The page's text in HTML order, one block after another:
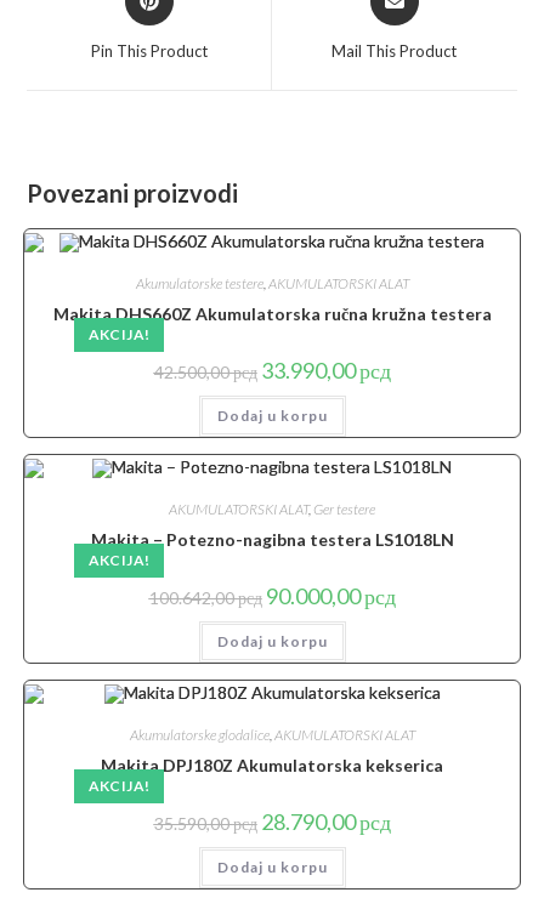
in
Pin This Product
in
Mail This Product
Povezani proizvodi
AKCIJA!
Akumulatorske testere,AKUMULATORSKI ALAT
Makita DHS660Z Akumulatorska ručna kružna testera
42.500,00рсд Originalna
cena
je
bila:
42.500,00 рсд.
33.990,00рсдTrenutna
cena
Dodaj u korpu
AKCIJA!
AKUMULATORSKI ALAT, Ger testere
Makita – Potezno-nagibna testera LS1018LN
100.642,00рсд Originalna
cena
je
bila:
100.642,00 рсд.
90.000,00рсдTrenutna
cena
Dodaj u korpu
AKCIJA!
Akumulatorske glodalice,AKUMULATORSKI ALAT
Makita DPJ180Z Akumulatorska kekserica
35.590,00рсд Originalna
cena
je
bila:
35.590,00 рсд.
28.790,00рсдTrenutna
cena
Dodaj u korpu